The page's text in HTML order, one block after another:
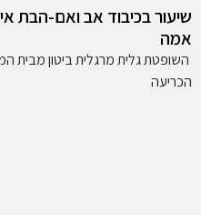
שיעור בכיבוד אב ואם-הבת
אמה
השופטת גלית מרגלית ביטון מבית
הכריעה